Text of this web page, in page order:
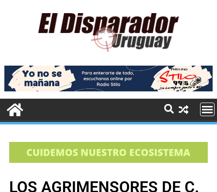
LOS AGRIMENSORES DE C.